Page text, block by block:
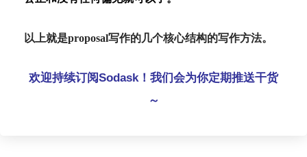
以上就是proposal写作的几个核心结构的写作方法。
欢迎持续订阅Sodask！我们会为你定期推送干货
～